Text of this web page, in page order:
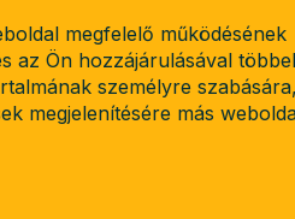
megfelelő működésének
az Ön hozzájárulásával
személyre
megjelenítésére más